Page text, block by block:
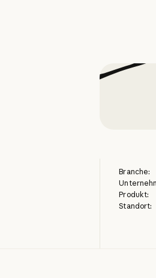
Branche:
Produkt:
Standort: